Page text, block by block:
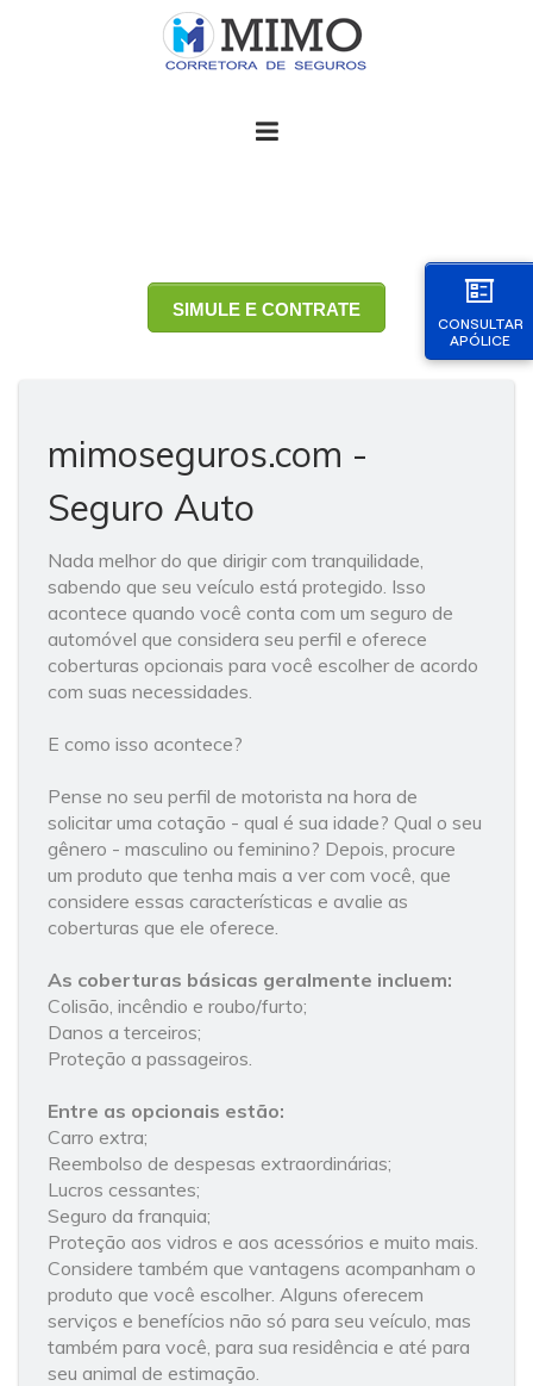
CONSULTAR
APÓLICE
SIMULE E CONTRATE
mimoseguros.com -
Seguro Auto
Nada melhor do que dirigir com tranquilidade,
sabendo que seu veículo está protegido. Isso
acontece quando você conta com um seguro de
automóvel que considera seu perfil e oferece
coberturas opcionais para você escolher de acordo
com suas necessidades.
E como isso acontece?
Pense no seu perfil de motorista na hora de
solicitar uma cotação - qual é sua idade? Qual o seu
gênero - masculino ou feminino? Depois, procure
um produto que tenha mais a ver com você, que
considere essas características e avalie as
coberturas que ele oferece.
As coberturas básicas geralmente incluem:
Colisão, incêndio e roubo/furto;
Danos a terceiros;
Proteção a passageiros.
Entre as opcionais estão:
Carro extra;
Reembolso de despesas extraordinárias;
Lucros cessantes;
Seguro da franquia;
Proteção aos vidros e aos acessórios e muito mais.
Considere também que vantagens acompanham o
produto que você escolher. Alguns oferecem
serviços e benefícios não só para seu veículo, mas
também para você, para sua residência e até para
seu animal de estimação.